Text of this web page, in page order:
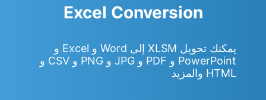
Excel Conversion
يمكنك تحويل XLSM إلى Word و Excel و
PowerPoint و PDF و JPG و PNG و CSV و
HTML والمزيد